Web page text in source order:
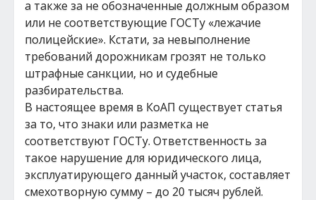
а также за не обозначенные должным образом
или не соответствующие ГОСТу «лежачие
полицейские». Кстати, за невыполнение
требований дорожникам грозят не только
штрафные санкции, но и судебные
разбирательства.
В настоящее время в КоАП существует статья
за то, что знаки или разметка не
соответствуют ГОСТу. Ответственность за
такое нарушение для юридического лица,
эксплуатирующего данный участок, составляет
смехотворную сумму – до 20 тысяч рублей.